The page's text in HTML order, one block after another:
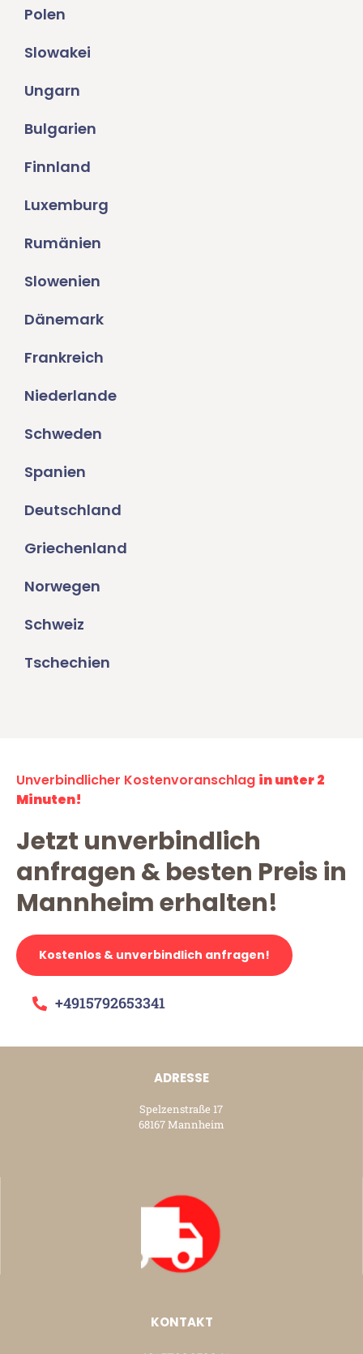
Polen
Slowakei
Ungarn
Bulgarien
Finnland
Luxemburg
Rumänien
Slowenien
Dänemark
Frankreich
Niederlande
Schweden
Spanien
Deutschland
Griechenland
Norwegen
Schweiz
Tschechien
Unverbindlicher Kostenvoranschlag in unter 2
Minuten!
Jetzt unverbindlich
anfragen & besten Preis in
Mannheim erhalten!
Kostenlos & unverbindlich anfragen!
+4915792653341
ADRESSE
Spelzenstraße 17
68167 Mannheim
KONTAKT